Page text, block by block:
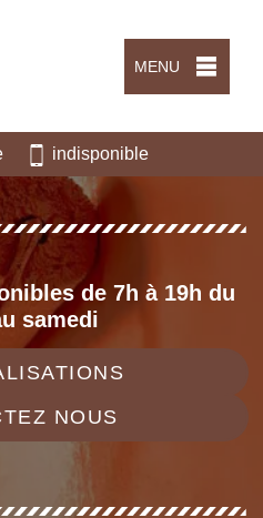
MENU
indisponible
de 7h à 19h du
samedi
NOUS